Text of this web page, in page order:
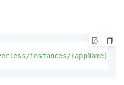
instances/{appName}/